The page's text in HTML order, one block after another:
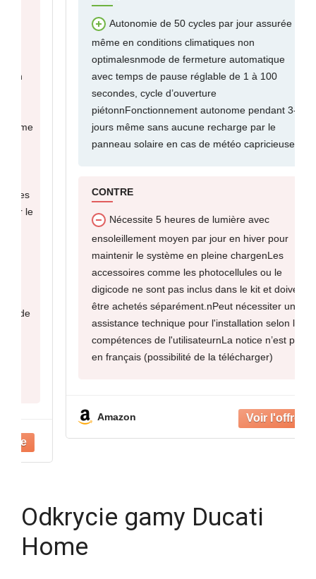
Autonomie de 50 cycles par jour assurée
même en conditions climatiques non
optimalesnmode de fermeture automatique
avec temps de pause réglable de 1 à 100
secondes, cycle d’ouverture
piétonnFonctionnement autonome pendant 3-4
jours même sans aucune recharge par le
panneau solaire en cas de météo capricieuse
CONTRE
Nécessite 5 heures de lumière avec
ensoleillement moyen par jour en hiver pour
maintenir le système en pleine chargenLes
accessoires comme les photocellules ou le
digicode ne sont pas inclus dans le kit et doivent
être achetés séparément.nPeut nécessiter une
assistance technique pour l'installation selon les
compétences de l'utilisateurnLa notice n’est pas
en français (possibilité de la télécharger)
Amazon
Odkrycie gamy Ducati
Home